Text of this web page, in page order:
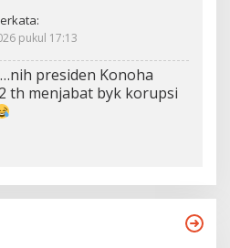
pukul 17:13
presiden Konoha
th menjabat byk korupsi